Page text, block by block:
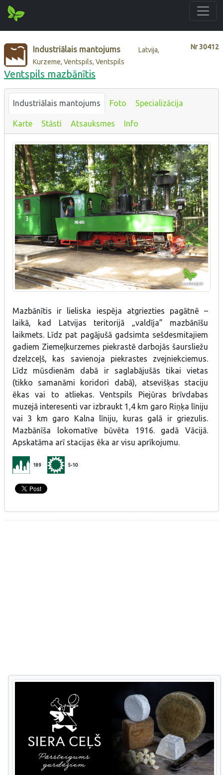
Nr30412
Industriālais mantojums
Latvija,
Kurzeme, Ventspils, Ventspils
Ventspils mazbānītis
Industriālais mantojums Foto Specializācija
Karte Stāsti Atsauksmes Info
Mazbānītis ir lieliska iespēja atgriezties pagātnē –
laikā, kad Latvijas teritorijā „valdīja” mazbānīšu
laikmets. Līdz pat pagājušā gadsimta sešdesmitajiem
gadiem Ziemeļkurzemes piekrastē darbojās šaursliežu
dzelzceļš, kas savienoja piekrastes zvejniekciemus.
Līdz mūsdienām dabā ir saglabājušās tikai vietas
(tikko samanāmi koridori dabā), atsevišķas staciju
ēkas vai to atliekas. Ventspils Piejūras brīvdabas
muzejā interesenti var izbraukt 1,4 km garo Riņķa līniju
vai 3 km garo Kalna līniju, kuras galā ir griezulis.
Mazbānīša lokomatīve būvēta 1916. gadā Vācijā.
Apskatāma arī stacijas ēka ar visu aprīkojumu.
189 5-10